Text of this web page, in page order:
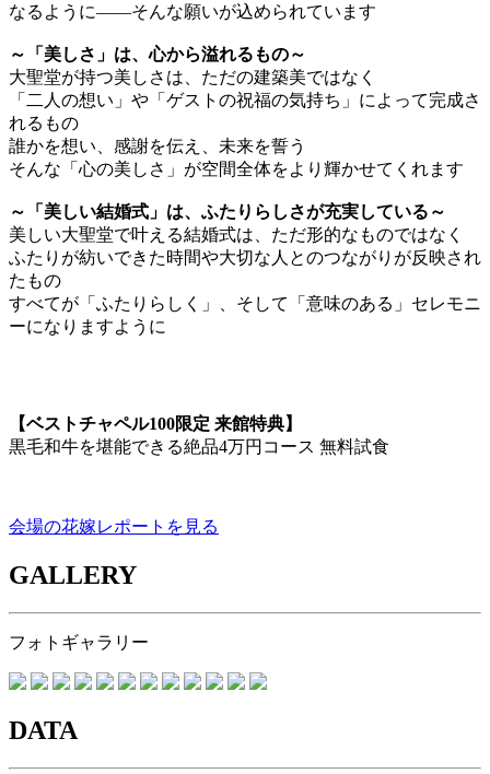
なるように――そんな願いが込められています
～「美しさ」は、心から溢れるもの～
大聖堂が持つ美しさは、ただの建築美ではなく
「二人の想い」や「ゲストの祝福の気持ち」によって完成さ
れるもの
誰かを想い、感謝を伝え、未来を誓う
そんな「心の美しさ」が空間全体をより輝かせてくれます
～「美しい結婚式」は、ふたりらしさが充実している～
美しい大聖堂で叶える結婚式は、ただ形的なものではなく
ふたりが紡いできた時間や大切な人とのつながりが反映され
たもの
すべてが「ふたりらしく」、そして「意味のある」セレモニ
ーになりますように
【ベストチャペル100限定 来館特典】
黒毛和牛を堪能できる絶品4万円コース 無料試食
会場の花嫁レポートを見る
GALLERY
フォトギャラリー
DATA